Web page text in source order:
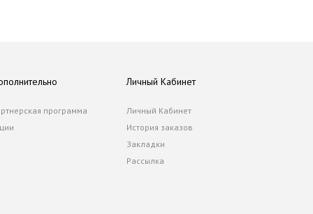
программа
Личный Кабинет
Личный Кабинет
История заказов
Закладки
Рассылка